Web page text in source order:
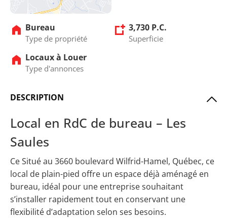
Bureau
Type de propriété
3,730 P.C.
Superficie
Locaux à Louer
Type d'annonces
DESCRIPTION
Local en RdC de bureau – Les
Saules
Ce Situé au 3660 boulevard Wilfrid-Hamel, Québec, ce
local de plain-pied offre un espace déjà aménagé en
bureau, idéal pour une entreprise souhaitant
s’installer rapidement tout en conservant une
flexibilité d’adaptation selon ses besoins.